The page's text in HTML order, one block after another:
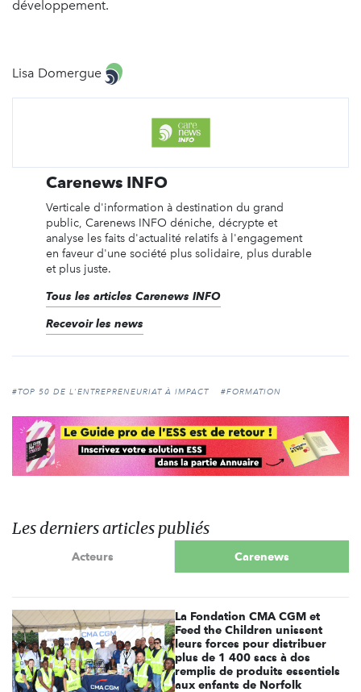
développement.
Lisa Domergue
Carenews INFO
Verticale d'information à destination du grand
public, Carenews INFO déniche, décrypte et
analyse les faits d'actualité relatifs à l'engagement
en faveur d'une société plus solidaire, plus durable
et plus juste.
Tous les articles Carenews INFO
Recevoir les news
#TOP 50 DE L'ENTREPRENEURIAT À IMPACT #FORMATION
Les derniers articles publiés
Acteurs Carenews
La Fondation CMA CGM et
Feed the Children unissent
leurs forces pour distribuer
plus de 1 400 sacs à dos
remplis de produits essentiels
aux enfants de Norfolk